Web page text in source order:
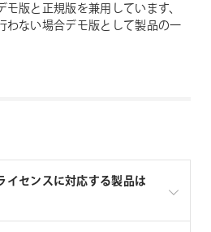
版と正規版を兼用しています、
わない場合デモ版として製品の一
イセンスに対応する製品は